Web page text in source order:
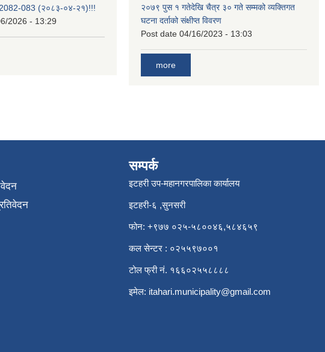
083 (२०८३-०४-२१)!!!
2026 - 13:29
२०७९ पुस १ गतेदेखि चैत्र ३० गते सम्मको व्यक्तिगत
घटना दर्ताको संक्षीप्त विवरण
Post date 04/16/2023 - 13:03
more
सम्पर्क
इटहरी उप-महानगरपालिका कार्यालय
इटहरी-६ ,सुनसरी
फोन: +९७७ ०२५-५८००४६,५८४६५९
कल सेन्टर : ०२५५९७००१
टोल फ्री नं. १६६०२५५८८८८
इमेल: itahari.municipality@gmail.com